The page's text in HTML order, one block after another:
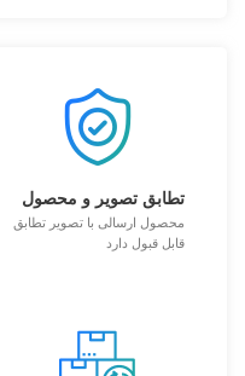
تطابق تصویر و محصول
محصول ارسالی با تصویر تطابق
قابل قبول دارد